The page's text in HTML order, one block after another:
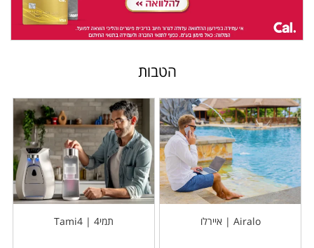
הטבות
Airalo | איירלו תמי4 | Tami4